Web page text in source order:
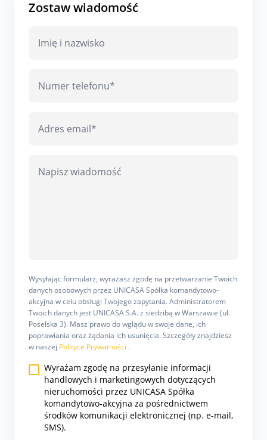
Zostaw wiadomość
Wysyłając formularz, wyrażasz zgodę na przetwarzanie Twoich
danych osobowych przez UNICASA Spółka komandytowo-
akcyjna w celu obsługi Twojego zapytania. Administratorem
Twoich danych jest UNICASA S.A. z siedzibą w Warszawie (ul.
Poselska 3). Masz prawo do wglądu w swoje dane, ich
poprawiania oraz żądania ich usunięcia. Szczegóły znajdziesz
w naszej Polityce Prywatności .
Wyrażam zgodę na przesyłanie informacji
handlowych i marketingowych dotyczących
nieruchomości przez UNICASA Spółka
komandytowo-akcyjna za pośrednictwem
środków komunikacji elektronicznej (np. e-mail,
SMS).